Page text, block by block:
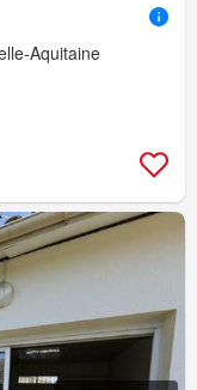
Aquitaine